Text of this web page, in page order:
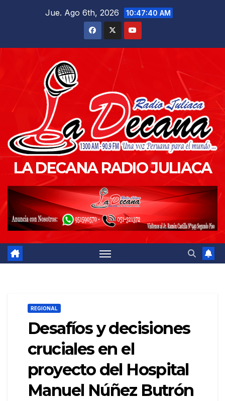
Jue. Ago 6th, 2026 10:47:41 AM
LA DECANA RADIO JULIACA
REGIONAL
Desafíos y decisiones
cruciales en el
proyecto del Hospital
Manuel Núñez Butrón